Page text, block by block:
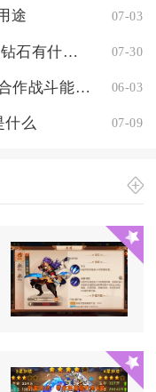
途 07-03
为了得到全民奇迹mu游戏中的钻石有什么好的策略或建议 07-30
乱斗西游10章如何提升队伍的合作战斗能力 06-03
什么 07-09